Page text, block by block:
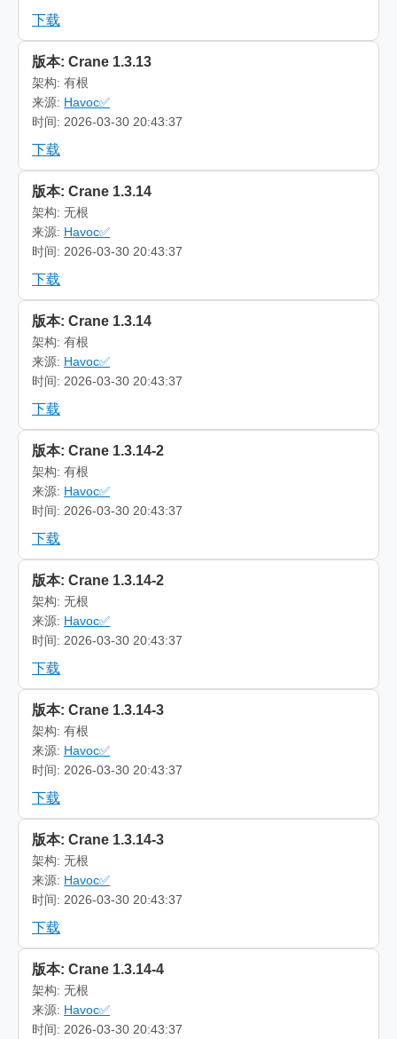
下载
版本: Crane 1.3.13
架构: 有根
来源: Havoc✅
时间: 2026-03-30 20:43:37
下载
版本: Crane 1.3.14
架构: 无根
来源: Havoc✅
时间: 2026-03-30 20:43:37
下载
版本: Crane 1.3.14
架构: 有根
来源: Havoc✅
时间: 2026-03-30 20:43:37
下载
版本: Crane 1.3.14-2
架构: 有根
来源: Havoc✅
时间: 2026-03-30 20:43:37
下载
版本: Crane 1.3.14-2
架构: 无根
来源: Havoc✅
时间: 2026-03-30 20:43:37
下载
版本: Crane 1.3.14-3
架构: 有根
来源: Havoc✅
时间: 2026-03-30 20:43:37
下载
版本: Crane 1.3.14-3
架构: 无根
来源: Havoc✅
时间: 2026-03-30 20:43:37
下载
版本: Crane 1.3.14-4
架构: 无根
来源: Havoc✅
时间: 2026-03-30 20:43:37